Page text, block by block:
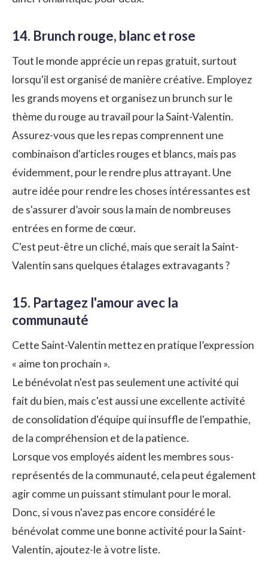
14. Brunch rouge, blanc et rose
Tout le monde apprécie un repas gratuit, surtout
lorsqu'il est organisé de manière créative. Employez
les grands moyens et organisez un brunch sur le
thème du rouge au travail pour la Saint-Valentin.
Assurez-vous que les repas comprennent une
combinaison d'articles rouges et blancs, mais pas
évidemment, pour le rendre plus attrayant. Une
autre idée pour rendre les choses intéressantes est
de s'assurer d’avoir sous la main de nombreuses
entrées en forme de cœur.
C'est peut-être un cliché, mais que serait la Saint-
Valentin sans quelques étalages extravagants ?
15. Partagez l'amour avec la
communauté
Cette Saint-Valentin mettez en pratique l’expression
« aime ton prochain ».
Le bénévolat n'est pas seulement une activité qui
fait du bien, mais c'est aussi une excellente activité
de consolidation d'équipe qui insuffle de l'empathie,
de la compréhension et de la patience.
Lorsque vos employés aident les membres sous-
représentés de la communauté, cela peut également
agir comme un puissant stimulant pour le moral.
Donc, si vous n'avez pas encore considéré le
bénévolat comme une bonne activité pour la Saint-
Valentin, ajoutez-le à votre liste.